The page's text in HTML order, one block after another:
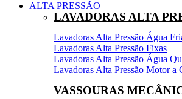
ALTA PRESSÃO
LAVADORAS ALTA
Lavadoras Alta Pressão Água
Lavadoras Alta Pressão Fixas
Lavadoras Alta Pressão Água
Lavadoras Alta Pressão Motor a
VASSOURAS